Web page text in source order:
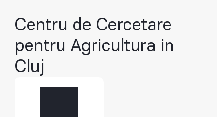
Centru de Cercetare
pentru Agricultura in
Cluj